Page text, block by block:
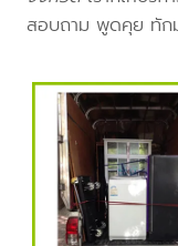
สอบถาม พูดคุย ทัก